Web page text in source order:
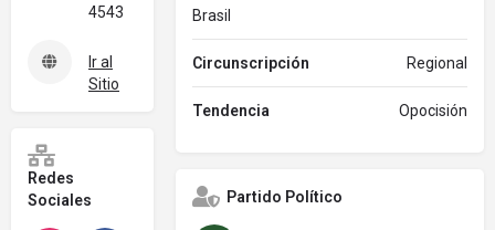
4543
Ir al
Sitio
Redes
Sociales
Brasil
Circunscripción Regional
Tendencia Opocisión
Partido Político